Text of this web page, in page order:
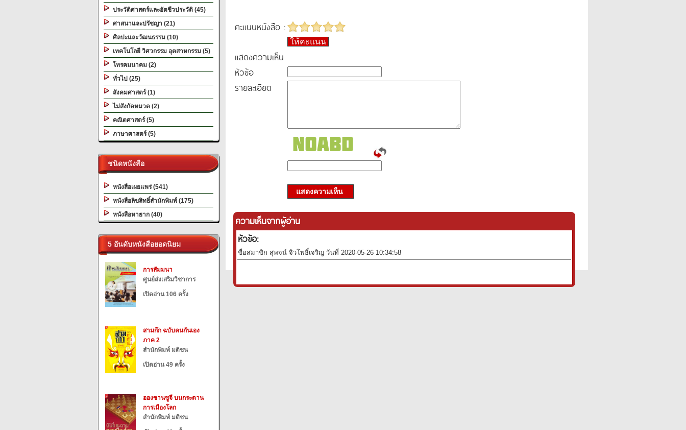
ประวัติศาสตร์และอัตชีวประวัติ (45)
ศาสนาและปรัชญา (21)
ศิลปะและวัฒนธรรม (10)
เทคโนโลยี วิศวกรรม อุตสาหกรรม (5)
โทรคมนาคม (2)
ทั่วไป (25)
สังคมศาสตร์ (1)
ไม่สังกัดหมวด (2)
คณิตศาสตร์ (5)
ภาษาศาสตร์ (5)
ชนิดหนังสือ
หนังสือเผยแพร่ (541)
หนังสือลิขสิทธิ์สำนักพิมพ์ (175)
หนังสือหายาก (40)
5 อันดับหนังสือยอดนิยม
การสัมมนา
ศูนย์ส่งเสริมวิชาการ
เปิดอ่าน 106 ครั้ง
สามก๊ก ฉบับคนกันเอง
ภาค 2
สำนักพิมพ์ มติชน
เปิดอ่าน 49 ครั้ง
อองซานซูจี บนกระดาน
การเมืองโลก
สำนักพิมพ์ มติชน
คะแนนหนังสือ :
ให้คะแนน
แสดงความเห็น
หัวข้อ
รายละเอียด
แสดงความเห็น
ความเห็นจากผู้อ่าน
หัวข้อ:
ชื่อสมาชิก สุพจน์ จิวโพธิ์เจริญ วันที่ 2020-05-26 10:34:58